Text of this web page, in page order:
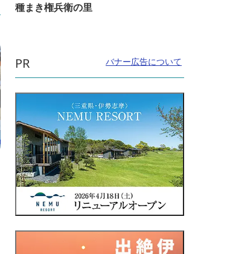
開催日：2026年9月5日(土)
直線距離：11.6km
伊勢湾フェリー伊良湖花火クルーズ
種まき権兵衛の里
PR バナー広告について